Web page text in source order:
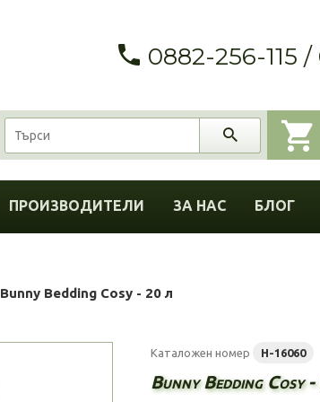
0882-256-115
ПРОИЗВОДИТЕЛИ ЗА НАС БЛОГ
Bunny Bedding Cosy - 20 л
Каталожен номер H-16060
Bunny Bedding Cosy